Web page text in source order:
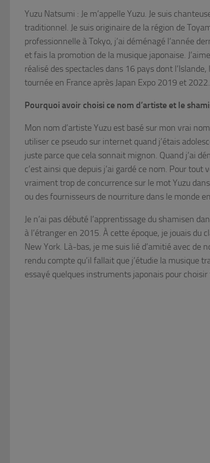
Yuzu Natsumi : Je m’appelle Yuzu. Je suis
traditionnel. Je suis originaire de la région de
professionnelle à Tokyo, j’ai déménagé l’année
et fais la promotion de la musique japonaise.
réalisé des spectacles dans 16 pays dont
tournée en France après Japan Expo 2019 et
Pourquoi avoir choisi ce nom d’artiste et le
Mon nom d’artiste Yuzu est basé sur mon vrai
utiliser ce pseudo sur internet quand j’étais
juste parce que cela sonnait mignon. Quand j’ai
c’est ainsi que depuis j’ai gardé ce nom. Pour
vraiment trop de concurrence sur le mot Yuzu
ou des fournisseurs de nourriture dans le monde
Je n’ai pas débuté l’apprentissage du shamisen
à l’étranger en 2015. À cette époque, je jouais du
New York. Là-bas, je me suis lié d’amitié avec de
rendu compte qu’il fallait que j’étudie la musique
essayé quelques instruments japonais pour